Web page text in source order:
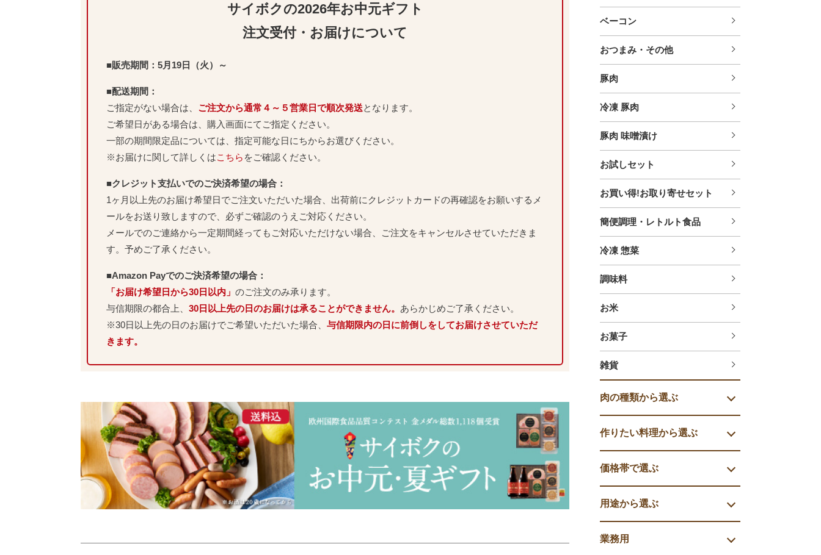
ベーコン
おつまみ・その他
豚肉
冷凍 豚肉
豚肉 味噌漬け
お試しセット
お買い得!お取り寄せセット
簡便調理・レトルト食品
冷凍 惣菜
調味料
お米
お菓子
雑貨
肉の種類から選ぶ
作りたい料理から選ぶ
価格帯で選ぶ
用途から選ぶ
業務用
サイボクの2026年お中元ギフト
注文受付・お届けについて
■販売期間：5月19日（火）～
■配送期間：
ご指定がない場合は、 ご注文から通常４～５営業日で順次発送となります。
ご希望日がある場合は、購入画面にてご指定ください。
一部の期間限定品については、指定可能な日にちからお選びください。
※お届けに関して詳しくはこちら をご確認ください。
■クレジット支払いでのご決済希望の場合：
1ヶ月以上先のお届け希望日でご注文いただいた場合、出荷前にクレジットカードの再確認をお願いするメ
ールをお送り致しますので、必ずご確認のうえご対応ください。
メールでのご連絡から一定期間経ってもご対応いただけない場合、ご注文をキャンセルさせていただきま
す。予めご了承ください。
■Amazon Payでのご決済希望の場合：
「お届け希望日から30日以内」 のご注文のみ承ります。
与信期限の都合上、 30日以上先の日のお届けは承ることができません。 あらかじめご了承ください。
※30日以上先の日のお届けでご希望いただいた場合、 与信期限内の日に前倒しをしてお届けさせていただ
きます。